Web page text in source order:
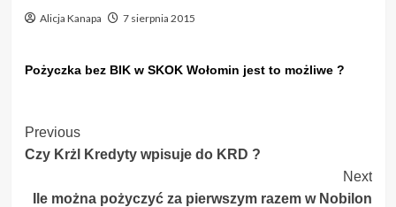
Alicja Kanapa 7 sierpnia 2015
Pożyczka bez BIK w SKOK Wołomin jest to możliwe ?
Post
Navigation
Previous
Czy Krżl Kredyty wpisuje do KRD ?
Next
Ile można pożyczyć za pierwszym razem w Nobilon